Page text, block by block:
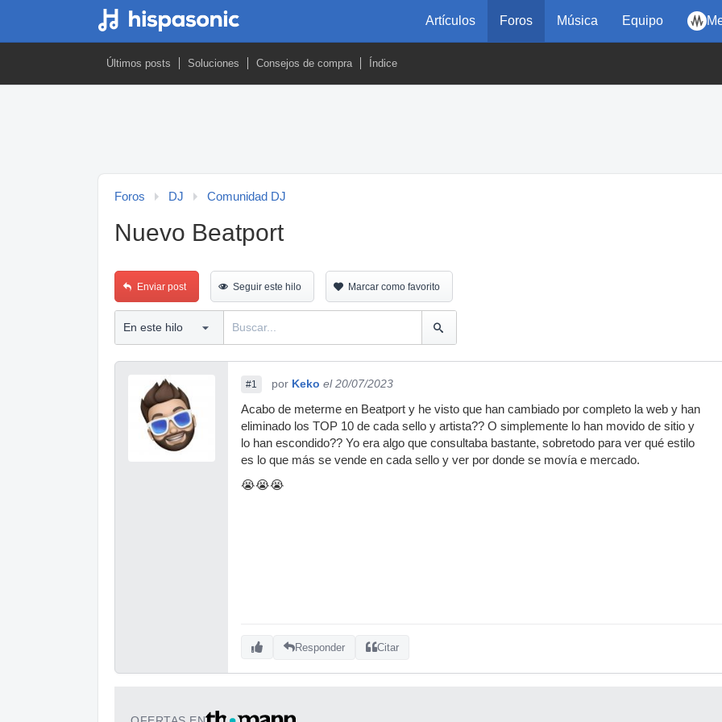
Artículos Foros Música Equipo
Últimos posts Soluciones Consejos de compra Índice
Foros DJ Comunidad DJ
Nuevo Beatport
Enviar post Seguir este hilo Marcar como favorito
#1 por Keko el 20/07/2023
Acabo de meterme en Beatport y he visto que han cambiado por completo la web y han
eliminado los TOP 10 de cada sello y artista?? O simplemente lo han movido de sitio y
lo han escondido?? Yo era algo que consultaba bastante, sobretodo para ver qué estilo
es lo que más se vende en cada sello y ver por donde se movía e mercado.
😭😭😭
Responder Citar